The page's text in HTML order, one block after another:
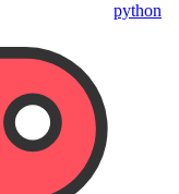
python